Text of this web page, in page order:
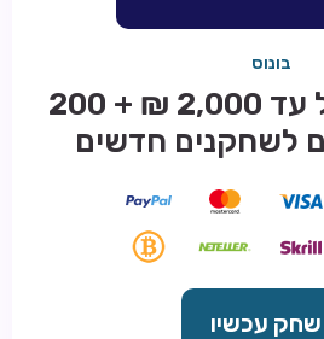
בונוס
בונוס מתגלגל עד 2,000 ₪ + 200
לשחקנים חדשים
שחק עכשיו